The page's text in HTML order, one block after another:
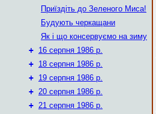
Приїздіть до Зеленого Миса!
Будують черкащани
Як і що консервуємо на зиму
+ 16 серпня 1986 р.
+ 18 серпня 1986 р.
+ 19 серпня 1986 р.
+ 20 серпня 1986 р.
+ 21 серпня 1986 р.